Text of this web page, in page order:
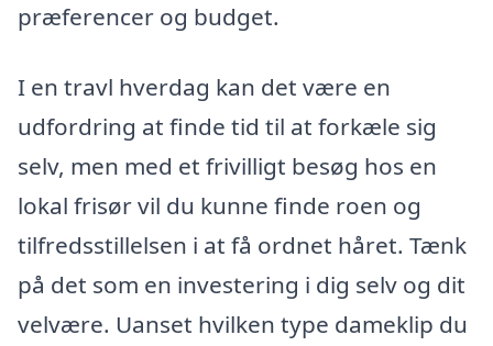
præferencer og budget.
I en travl hverdag kan det være en
udfordring at finde tid til at forkæle sig
selv, men med et frivilligt besøg hos en
lokal frisør vil du kunne finde roen og
tilfredsstillelsen i at få ordnet håret. Tænk
på det som en investering i dig selv og dit
velvære. Uanset hvilken type dameklip du